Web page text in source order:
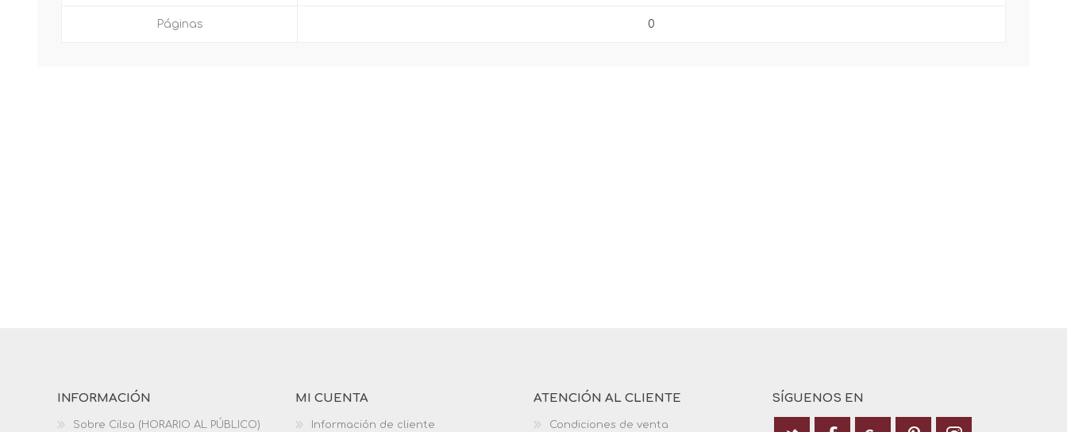
Páginas 0
INFORMACIÓN
Sobre Cilsa (HORARIO AL PÚBLICO)
MI CUENTA
Información de cliente
ATENCIÓN AL CLIENTE
Condiciones de venta
SÍGUENOS EN